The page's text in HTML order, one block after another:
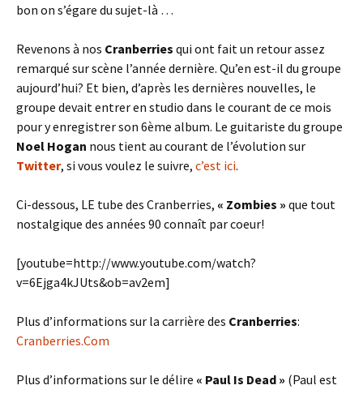
bon on s’égare du sujet-là …
Revenons à nos Cranberries qui ont fait un retour assez
remarqué sur scène l’année dernière. Qu’en est-il du groupe
aujourd’hui? Et bien, d’après les dernières nouvelles, le
groupe devait entrer en studio dans le courant de ce mois
pour y enregistrer son 6ème album. Le guitariste du groupe
Noel Hogan nous tient au courant de l’évolution sur
Twitter, si vous voulez le suivre, c’est ici.
Ci-dessous, LE tube des Cranberries, « Zombies » que tout
nostalgique des années 90 connaît par coeur!
[youtube=http://www.youtube.com/watch?
v=6Ejga4kJUts&ob=av2em]
Plus d’informations sur la carrière des Cranberries:
Cranberries.Com
Plus d’informations sur le délire « Paul Is Dead » (Paul est